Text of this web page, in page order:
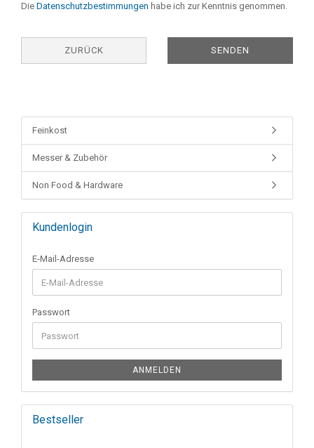
Die Datenschutzbestimmungen habe ich zur Kenntnis genommen.
ZURÜCK SENDEN
Feinkost
Messer & Zubehör
Non Food & Hardware
Kundenlogin
E-Mail-Adresse
Passwort
ANMELDEN
Bestseller